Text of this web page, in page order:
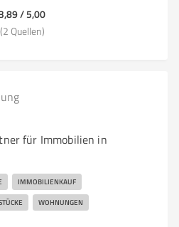
3,89 / 5,00
(2 Quellen)
für Immobilien in
IMMOBILIENKAUF
WOHNUNGEN